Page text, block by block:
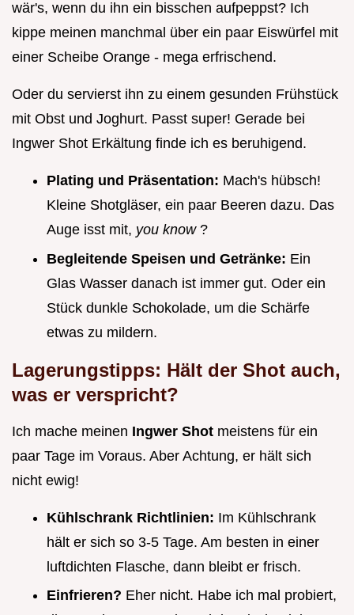
wär's, wenn du ihn ein bisschen aufpeppst? Ich
kippe meinen manchmal über ein paar Eiswürfel mit
einer Scheibe Orange - mega erfrischend.
Oder du servierst ihn zu einem gesunden Frühstück
mit Obst und Joghurt. Passt super! Gerade bei
Ingwer Shot Erkältung finde ich es beruhigend.
Plating und Präsentation: Mach's hübsch!
Kleine Shotgläser, ein paar Beeren dazu. Das
Auge isst mit, you know ?
Begleitende Speisen und Getränke: Ein
Glas Wasser danach ist immer gut. Oder ein
Stück dunkle Schokolade, um die Schärfe
etwas zu mildern.
Lagerungstipps: Hält der Shot auch,
was er verspricht?
Ich mache meinen Ingwer Shot meistens für ein
paar Tage im Voraus. Aber Achtung, er hält sich
nicht ewig!
Kühlschrank Richtlinien: Im Kühlschrank
hält er sich so 3-5 Tage. Am besten in einer
luftdichten Flasche, dann bleibt er frisch.
Einfrieren? Eher nicht. Habe ich mal probiert,